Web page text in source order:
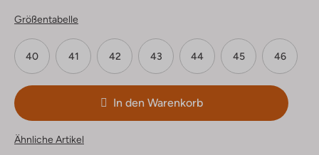
Größentabelle
40 41 42 43 44 45 46
In den Warenkorb
Ähnliche Artikel